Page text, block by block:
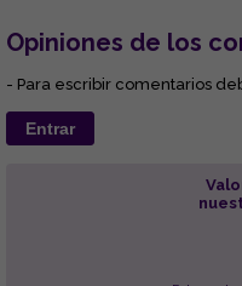
Opiniones de los
- Para escribir comentarios
Entrar